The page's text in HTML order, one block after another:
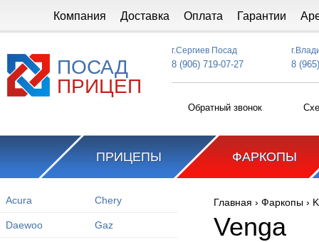
Компания Доставка Оплата Гарантии
ПОСАД
ПРИЦЕП
г.Сергиев Посад
8 (906) 719-07-27 8
Обратный звонок
ПРИЦЕПЫ ФАРКОПЫ
Acura Chery
Daewoo Gaz
Вы здесь
Главная › Фаркопы ›
Venga